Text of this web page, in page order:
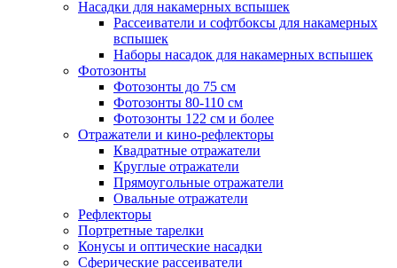
Насадки для накамерных вспышек
Рассеиватели и софтбоксы для накамерных
вспышек
Наборы насадок для накамерных вспышек
Фотозонты
Фотозонты до 75 см
Фотозонты 80-110 см
Фотозонты 122 см и более
Отражатели и кино-рефлекторы
Квадратные отражатели
Круглые отражатели
Прямоугольные отражатели
Овальные отражатели
Рефлекторы
Портретные тарелки
Конусы и оптические насадки
Сферические рассеиватели